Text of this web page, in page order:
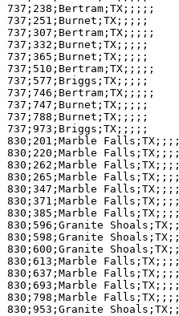
737;238;Bertram;TX;;;;;
737;251;Burnet;TX;;;;;
737;307;Bertram;TX;;;;;
737;332;Burnet;TX;;;;;
737;365;Burnet;TX;;;;;
737;510;Bertram;TX;;;;;
737;577;Briggs;TX;;;;;
737;746;Bertram;TX;;;;;
737;747;Burnet;TX;;;;;
737;788;Burnet;TX;;;;;
737;973;Briggs;TX;;;;;
830;201;Marble
830;220;Marble
830;262;Marble
830;265;Marble
830;347;Marble
830;371;Marble
830;385;Marble
830;596;Granite
830;598;Granite
830;600;Granite
830;613;Marble
830;637;Marble
830;693;Marble
830;798;Marble
830;953;Granite